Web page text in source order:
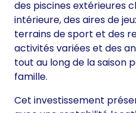
des piscines extérieures
intérieure, des aires de
terrains de sport et des
activités variées et des
tout au long de la saison
famille.
Cet investissement